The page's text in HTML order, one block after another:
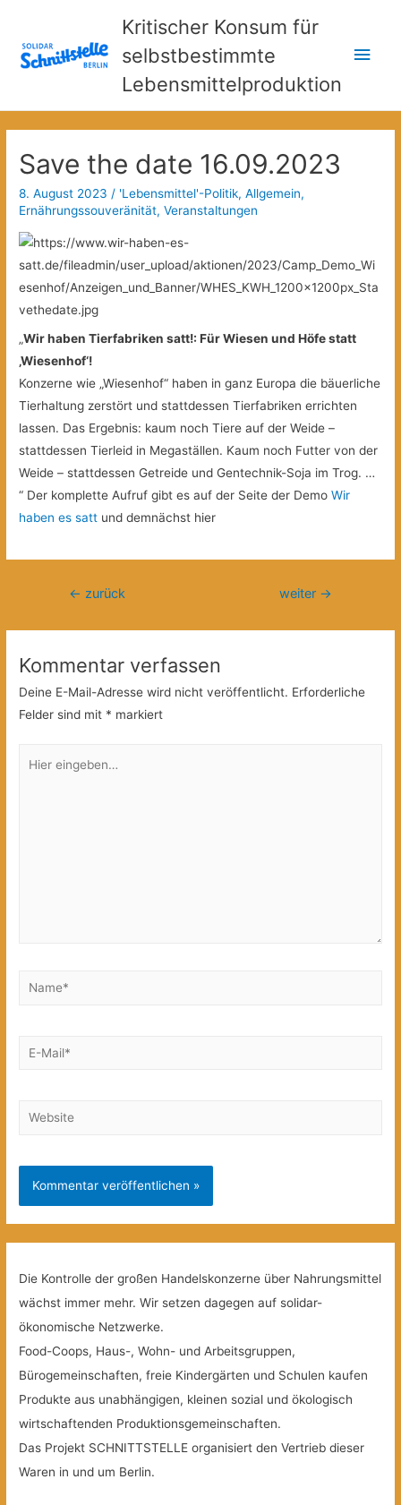
Kritischer Konsum für
selbstbestimmte
Lebensmittelproduktion
Save the date 16.09.2023
8. August 2023 / 'Lebensmittel'-Politik,Allgemein,
Ernährungssouveränität,Veranstaltungen
„Wir haben Tierfabriken satt!: Für Wiesen und Höfe statt
‚Wiesenhof‘!
Konzerne wie „Wiesenhof“ haben in ganz Europa die bäuerliche
Tierhaltung zerstört und stattdessen Tierfabriken errichten
lassen. Das Ergebnis: kaum noch Tiere auf der Weide –
stattdessen Tierleid in Megaställen. Kaum noch Futter von der
Weide – stattdessen Getreide und Gentechnik-Soja im Trog. …
“ Der komplette Aufruf gibt es auf der Seite der DemoWir
haben es satt und demnächst hier
Beitragsnavigation
← zurück weiter →
Kommentar verfassen
Deine E-Mail-Adresse wird nicht veröffentlicht. Erforderliche
Felder sind mit * markiert
eingeben…
Name*
E-
Website
Die Kontrolle der großen Handelskonzerne über Nahrungsmittel
wächst immer mehr. Wir setzen dagegen auf solidar-
ökonomische Netzwerke.
Food-Coops, Haus-, Wohn- und Arbeitsgruppen,
Bürogemeinschaften, freie Kindergärten und Schulen kaufen
Produkte aus unabhängigen, kleinen sozial und ökologisch
wirtschaftenden Produktionsgemeinschaften.
Das Projekt SCHNITTSTELLE organisiert den Vertrieb dieser
Waren in und um Berlin.